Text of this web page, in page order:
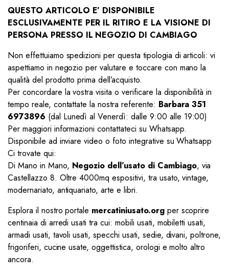
QUESTO ARTICOLO E’ DISPONIBILE
ESCLUSIVAMENTE PER IL RITIRO E LA VISIONE DI
PERSONA PRESSO IL NEGOZIO DI CAMBIAGO
Non effettuiamo spedizioni per questa tipologia di articoli: vi
aspettiamo in negozio per valutare e toccare con mano la
qualità del prodotto prima dell’acquisto.
Per concordare la vostra visita o verificare la disponibilità in
tempo reale, contattate la nostra referente: Barbara 351
6973896 (dal Lunedì al Venerdì: dalle 9:00 alle 19:00)
Per maggiori informazioni contattateci su Whatsapp.
Disponibile ad inviare video o foto integrative su Whatsapp
Ci trovate qui:
Di Mano in Mano, Negozio dell’usato di Cambiago, via
Castellazzo 8. Oltre 4000mq espositivi, tra usato, vintage,
modernariato, antiquariato, arte e libri.
Esplora il nostro portale mercatiniusato.orgper scoprire
centinaia di arredi usati tra cui: mobili usati, mobiletti usati,
armadi usati, tavoli usati, specchi usati, sedie, divani, poltrone,
frigoriferi, cucine usate, oggettistica, orologi e molto altro
ancora.